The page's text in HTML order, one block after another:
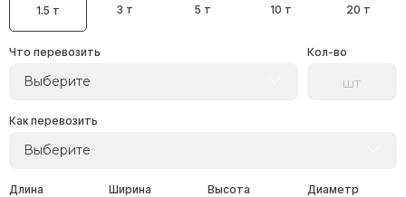
1.5 т 3 т 5 т 10 т 20 т
Что перевозить
Выберите
Кол-во
Как перевозить
Выберите
Длина Ширина Высота Диаметр